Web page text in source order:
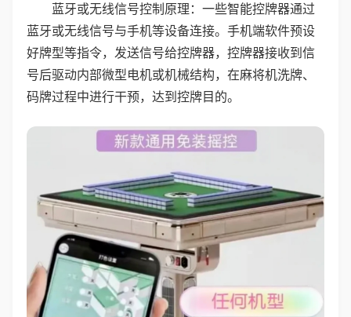
蓝牙或无线信号控制原理：一些智能控牌器通过
蓝牙或无线信号与手机等设备连接。手机端软件预设
好牌型等指令，发送信号给控牌器，控牌器接收到信
号后驱动内部微型电机或机械结构，在麻将机洗牌、
码牌过程中进行干预，达到控牌目的。